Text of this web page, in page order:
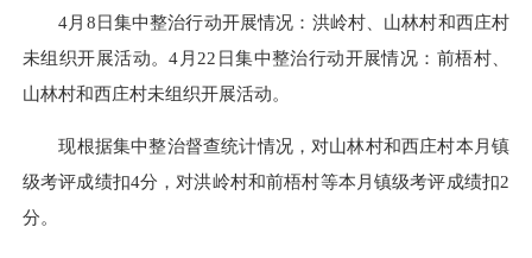
4月8日集中整治行动开展情况：洪岭村、山林村和西庄村
未组织开展活动。4月22日集中整治行动开展情况：前梧村、
山林村和西庄村未组织开展活动。
现根据集中整治督查统计情况，对山林村和西庄村本月镇
级考评成绩扣4分，对洪岭村和前梧村等本月镇级考评成绩扣2
分。